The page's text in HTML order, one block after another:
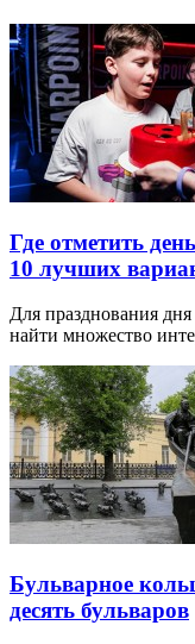
Где отметить
10 лучших
Для празднования
найти множество
Бульварное
десять бульваров